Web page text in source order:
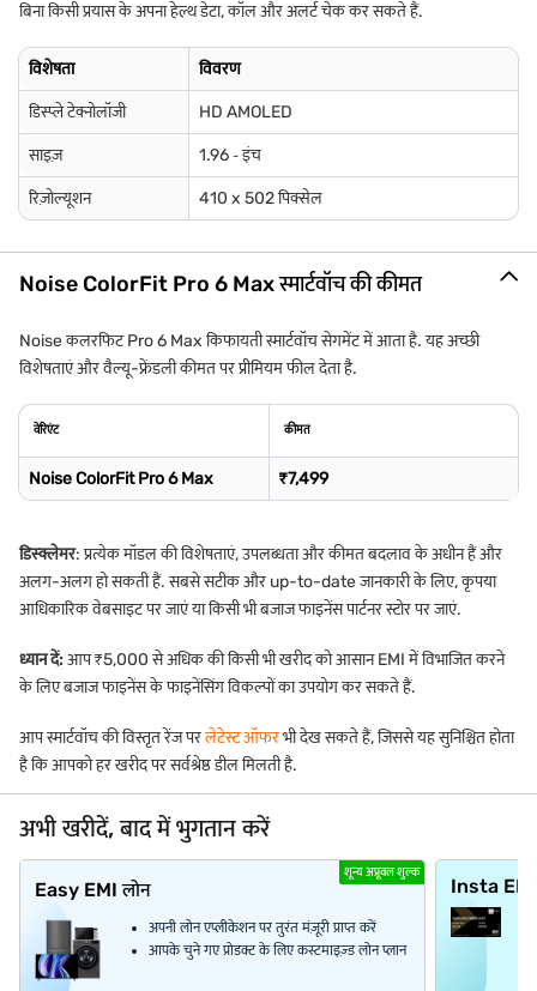
बिना किसी प्रयास के अपना हेल्थ डेटा, कॉल और अलर्ट चेक कर सकते हैं.
विशेषता विवरण
डिस्प्ले टेक्नोलॉजी HD AMOLED
साइज़ 1.96 ‐ इंच
रिज़ोल्यूशन 410 x 502 पिक्सेल
Noise ColorFit Pro 6 Max स्मार्टवॉच की कीमत
Noise कलरफिट Pro 6 Max किफायती स्मार्टवॉच सेगमेंट में आता है. यह अच्छी
विशेषताएं और वैल्यू-फ्रेंडली कीमत पर प्रीमियम फील देता है.
वेरिएंट कीमत
Noise ColorFit Pro 6 Max ₹7,499
डिस्क्लेमर: प्रत्येक मॉडल की विशेषताएं, उपलब्धता और कीमत बदलाव के अधीन हैं और
अलग-अलग हो सकती हैं. सबसे सटीक और up-to-date जानकारी के लिए, कृपया
आधिकारिक वेबसाइट पर जाएं या किसी भी बजाज फाइनेंस पार्टनर स्टोर पर जाएं.
ध्यान दें:आप ₹5,000 से अधिक की किसी भी खरीद को आसान EMI में विभाजित करने
के लिए बजाज फाइनेंस के फाइनेंसिंग विकल्पों का उपयोग कर सकते हैं.
आप स्मार्टवॉच की विस्तृत रेंज परलेटेस्ट ऑफरभी देख सकते हैं, जिससे यह सुनिश्चित होता
है कि आपको हर खरीद पर सर्वश्रेष्ठ डील मिलती है.
अभी खरीदें, बाद में भुगतान करें
शून्य अप्रूवल शुल्क
Easy EMI लोन
अपनी लोन एप्लीकेशन पर तुरंत मंज़ूरी प्राप्त करें
आपके चुने गए प्रोडक्ट के लिए कस्टमाइज़्ड लोन प्लान
Insta